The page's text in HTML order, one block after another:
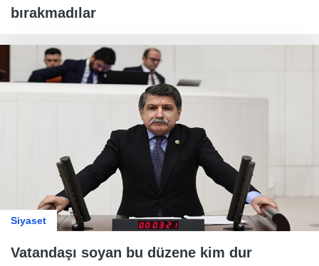
bırakmadılar
Siyaset
Vatandaşı soyan bu düzene kim dur